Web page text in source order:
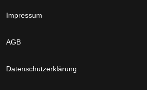
Impressum
AGB
Datenschutzerklärung